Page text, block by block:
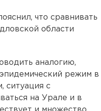
что сравнивать
области
аналогию,
режим в
ситуация с
на Урале и в